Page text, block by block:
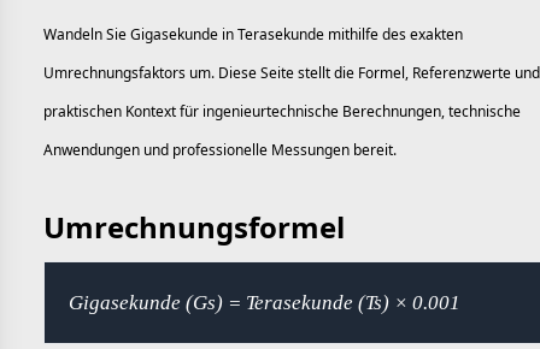
Wandeln Sie Gigasekunde in Terasekunde mithilfe des exakten
Umrechnungsfaktors um. Diese Seite stellt die Formel, Referenzwerte
praktischen Kontext für ingenieurtechnische Berechnungen, technische
Anwendungen und professionelle Messungen bereit.
Umrechnungsformel
Gigasekunde (Gs) = Terasekunde (Ts) × 0.001